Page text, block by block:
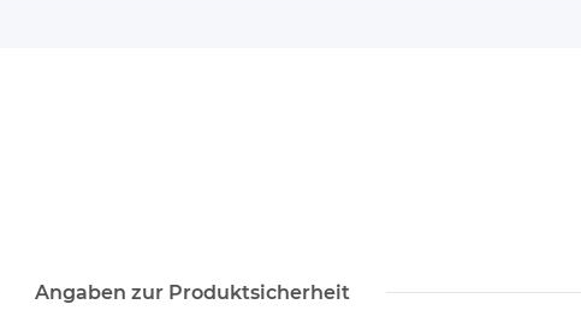
Angaben zur Produktsicherheit